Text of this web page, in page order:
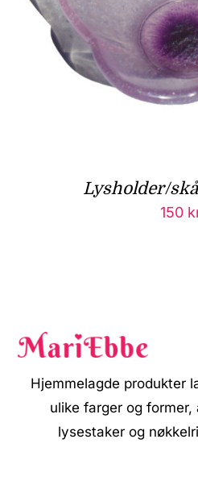
Lysholder/
150
Hjemmelagde produkter
ulike farger og
lysestaker og